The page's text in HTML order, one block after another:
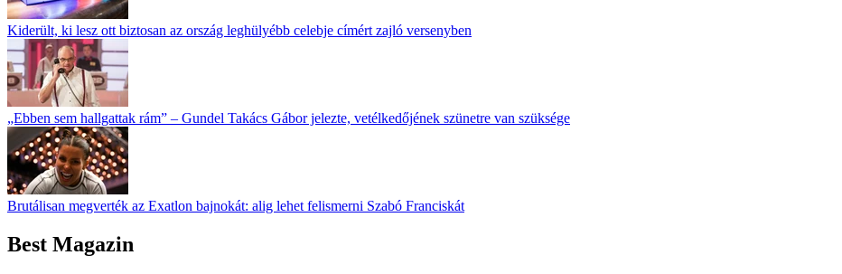
Kiderült, ki lesz ott biztosan az ország leghülyébb celebje címért zajló versenyben
„Ebben sem hallgattak rám” – Gundel Takács Gábor jelezte, vetélkedőjének szünetre van szüksége
Brutálisan megverték az Exatlon bajnokát: alig lehet felismerni Szabó Franciskát
Best Magazin